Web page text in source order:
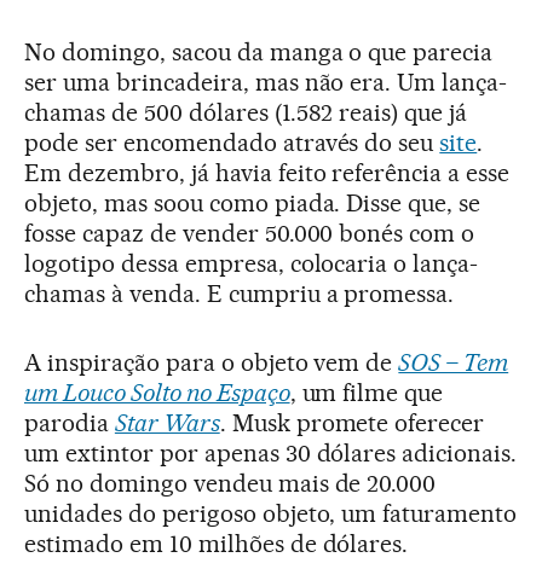
No domingo, sacou da manga o que parecia
ser uma brincadeira, mas não era. Um lança-
chamas de 500 dólares (1.582 reais) que já
pode ser encomendado através do seusite.
Em dezembro, já havia feito referência a esse
objeto, mas soou como piada. Disse que, se
fosse capaz de vender 50.000 bonés com o
logotipo dessa empresa, colocaria o lança-
chamas à venda. E cumpriu a promessa.
A inspiração para o objeto vem deSOS – Tem
um Louco Solto no Espaço, um filme que
parodia Star Wars. Musk promete oferecer
um extintor por apenas 30 dólares adicionais.
Só no domingo vendeu mais de 20.000
unidades do perigoso objeto, um faturamento
estimado em 10 milhões de dólares.